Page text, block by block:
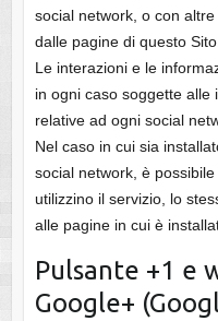
social network, o con
dalle pagine di questo Sito.
Le interazioni e le
in ogni caso soggette alle
relative ad ogni social
Nel caso in cui sia
social network, è
utilizzino il servizio, lo
alle pagine in cui è
Pulsante +1 e
Google+